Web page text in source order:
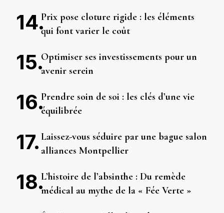
Prix pose cloture rigide : les éléments
qui font varier le coût
Optimiser ses investissements pour un
avenir serein
Prendre soin de soi : les clés d’une vie
équilibrée
Laissez-vous séduire par une bague salon
alliances Montpellier
L’histoire de l’absinthe : Du remède
médical au mythe de la « Fée Verte »